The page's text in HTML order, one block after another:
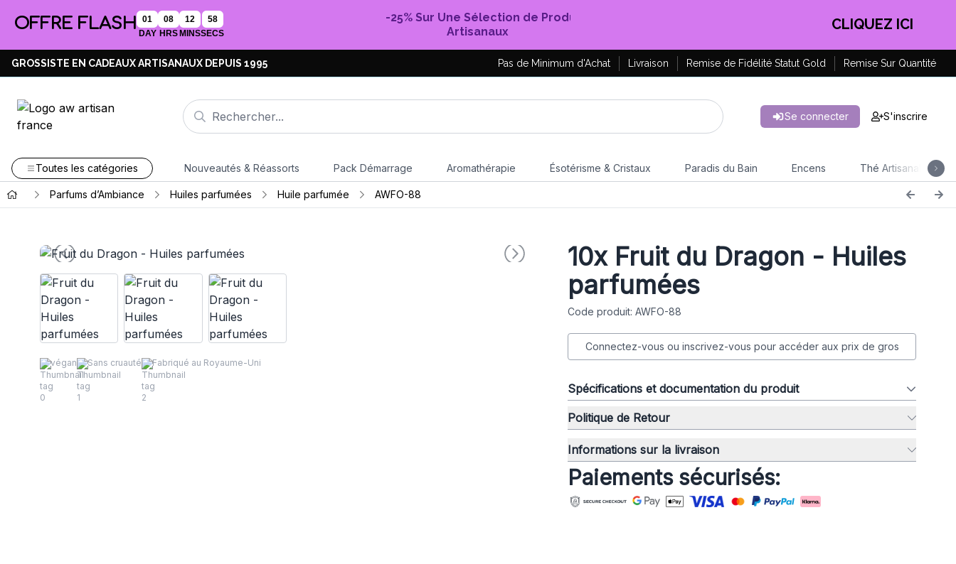
OFFRE FLASH
01
DAY
08
HRS
12
MINS
57
SECS
-25% Sur Une Sélection de Produits
Artisanaux
EN PROFITER !
GROSSISTE EN CADEAUX ARTISANAUX DEPUIS 1995 Pas de Minimum d'Achat Livraison Remise de Fidélité Statut Gold Remise Sur Quantité
Se connecter S'inscrire
Toutes les catégories Nouveautés & Réassorts Pack Démarrage Aromathérapie Ésotérisme & Cristaux Paradis du Bain Encens Thé Artisanal
Parfums d’Ambiance Huiles parfumées Huile parfumée AWFO-88
végan Sans cruauté Fabriqué au Royaume-Uni
10xFruit du Dragon - Huiles
parfumées
Code produit: AWFO-88
Connectez-vous ou inscrivez-vous pour accéder aux prix de gros
Spécifications et documentation du produit
Politique de Retour
Informations sur la livraison
Paiements sécurisés: